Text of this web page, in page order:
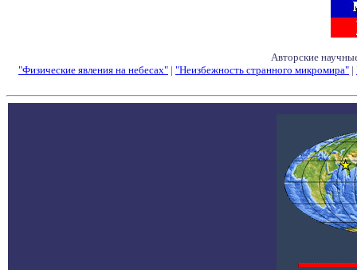
Авторские
"Физические явления на небесах" | "Неизбежность странного микромира" |